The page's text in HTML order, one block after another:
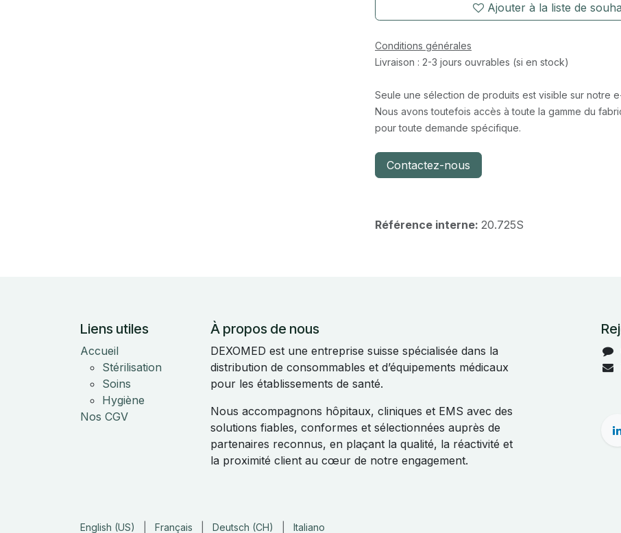
Ajouter à la liste de
Conditions générales
Livraison : 2-3 jours ouvrables (si en stock)
Seule une sélection de produits est visible sur notre
Nous avons toutefois accès à toute la gamme du
pour toute demande spécifique.
Contactez-nous
Référence interne: 20.725S
Liens utiles
Accueil
Stérilisation
Soins
Hygiène
Nos CGV
À propos de nous
DEXOMED est une entreprise suisse spécialisée dans la
distribution de consommables et d’équipements médicaux
pour les établissements de santé.
Nous accompagnons hôpitaux, cliniques et EMS avec des
solutions fiables, conformes et sélectionnées auprès de
partenaires reconnus, en plaçant la qualité, la réactivité et
la proximité client au cœur de notre engagement.
English (US) Français Deutsch (CH) Italiano